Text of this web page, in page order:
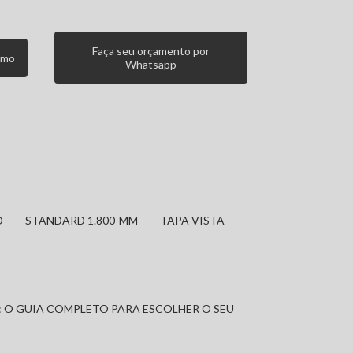
Faça seu orçamento por
Whatsapp
STANDARD 1.800-MM TAPA VISTA
GUIA COMPLETO PARA ESCOLHER O SEU